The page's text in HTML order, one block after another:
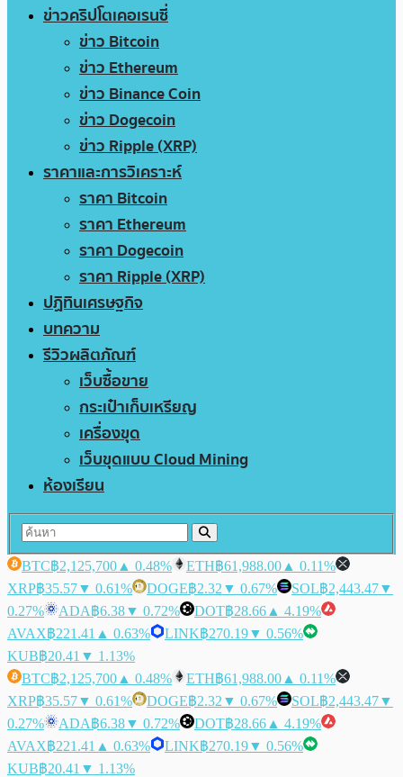
ข่าวคริปโตเคอเรนซี่
ข่าว Bitcoin
ข่าว Ethereum
ข่าว Binance Coin
ข่าว Dogecoin
ข่าว Ripple (XRP)
ราคาและการวิเคราะห์
ราคา Bitcoin
ราคา Ethereum
ราคา Dogecoin
ราคา Ripple (XRP)
ปฏิทินเศรษฐกิจ
บทความ
รีวิวผลิตภัณฑ์
เว็บซื้อขาย
กระเป๋าเก็บเหรียญ
เครื่องขุด
เว็บขุดแบบ Cloud Mining
ห้องเรียน
BTC฿2,125,700 ▲ 0.48% ETH฿61,988.00 ▲ 0.11%
XRP฿35.57▼ 0.61% DOGE฿2.32 ▼ 0.67% SOL฿2,443.47▼
0.27%
ADA฿6.38▼ 0.72% DOT฿28.66 ▲ 4.19%
AVAX฿221.41 ▲ 0.63% LINK฿270.19▼ 0.56%
KUB฿20.41 ▼ 1.13%
BTC฿2,125,700 ▲ 0.48% ETH฿61,988.00 ▲ 0.11%
XRP฿35.57▼ 0.61% DOGE฿2.32 ▼ 0.67% SOL฿2,443.47▼
0.27%
ADA฿6.38▼ 0.72% DOT฿28.66 ▲ 4.19%
AVAX฿221.41 ▲ 0.63% LINK฿270.19▼ 0.56%
KUB฿20.41 ▼ 1.13%